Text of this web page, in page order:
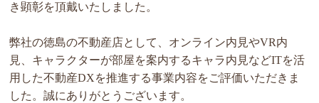
き顕彰を頂戴いたしました。
弊社の徳島の不動産店として、オンライン内見やVR内
見、キャラクターが部屋を案内するキャラ内見などITを活
用した不動産DXを推進する事業内容をご評価いただきま
した。誠にありがとうございます。